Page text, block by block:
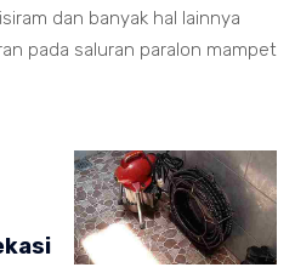
dan banyak hal lainnya
pada saluran paralon mampet